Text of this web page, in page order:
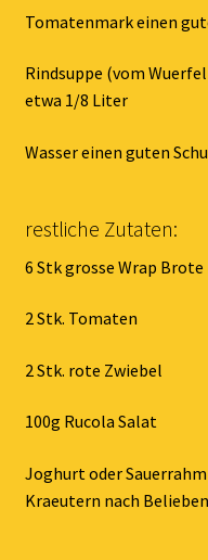
Tomatenmark einen
Rindsuppe (vom
etwa 1/8 Liter
Wasser einen guten
restliche Zutaten:
6 Stk grosse Wrap
2 Stk. Tomaten
2 Stk. rote Zwiebel
100g Rucola Salat
Joghurt oder
Kraeutern nach